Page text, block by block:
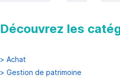
Découvrez les
> Achat
> Gestion de patrimoine